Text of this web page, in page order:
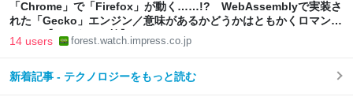
「Chrome」で「Firefox」が動く……!? WebAssemblyで実装さ
れた「Gecko」エンジン／意味があるかどうかはともかくロマンた
っぷり【やじうまの杜】
14 users forest.watch.impress.co.jp
新着記事 - テクノロジーをもっと読む